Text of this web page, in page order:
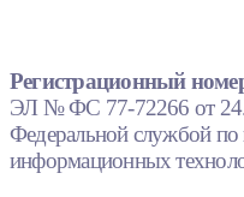
Регистрационный
ЭЛ № ФС 77-72266 от
Федеральной службой по
информационных